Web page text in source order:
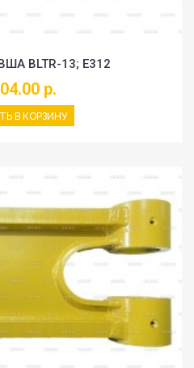
BLTR-13; E312
р.
В КОРЗИНУ